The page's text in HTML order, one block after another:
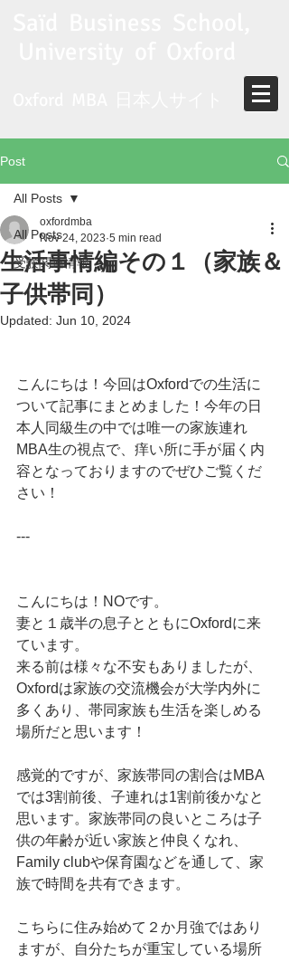
Post
All Posts
受験関連情報
All Posts
生活事情編その１（家族＆
子供帯同）
oxfordmba
Nov 24, 2023 5 min read
Updated: Jun 10, 2024
こんにちは！今回はOxfordでの生活に
ついて記事にまとめました！今年の日
本人同級生の中では唯一の家族連れ
MBA生の視点で、痒い所に手が届く内
容となっておりますのでぜひご覧くだ
さい！
---
こんにちは！NOです。
妻と１歳半の息子とともにOxfordに来
ています。
来る前は様々な不安もありましたが、
Oxfordは家族の交流機会が大学内外に
多くあり、帯同家族も生活を楽しめる
場所だと思います！
感覚的ですが、家族帯同の割合はMBA
では3割前後、子連れは1割前後かなと
思います。家族帯同の良いところは子
供の年齢が近い家族と仲良くなれ、
Family clubや保育園などを通して、家
族で時間を共有できます。
こちらに住み始めて２か月強ではあり
ますが、自分たちが重宝している場所